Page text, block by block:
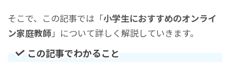
そこで、この記事では「小学生におすすめのオンライ
ン家庭教師」について詳しく解説していきます。
この記事でわかること